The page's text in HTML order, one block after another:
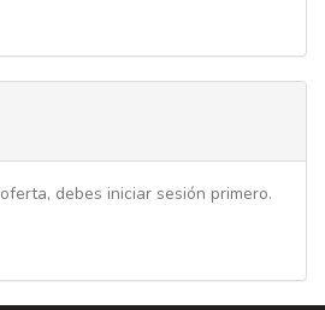
debes iniciar sesión primero.